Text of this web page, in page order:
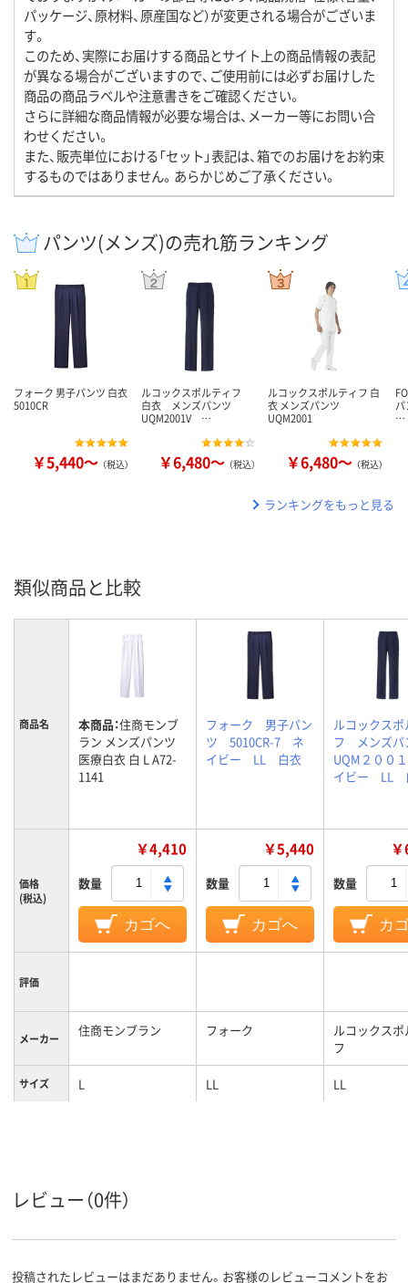
パッケージ、原材料、原産国など）が変更される場合がございま
す。
このため、実際にお届けする商品とサイト上の商品情報の表記
が異なる場合がございますので、ご使用前には必ずお届けした
商品の商品ラベルや注意書きをご確認ください。
さらに詳細な商品情報が必要な場合は、メーカー等にお問い合
わせください。
また、販売単位における「セット」表記は、箱でのお届けをお約束
するものではありません。あらかじめご了承ください。
パンツ(メンズ)の売れ筋ランキング
フォーク 男子パンツ 白衣
5010CR
￥5,440～ （税込）
ルコックスポルティフ
白衣 メンズパンツ
UQM2001V …
￥6,480～ （税込）
ルコックスポルティフ 白
衣 メンズパンツ
UQM2001
￥6,480～ （税込）
…
ランキングをもっと見る
類似商品と比較
商品名 本商品：住商モンブ
ラン メンズパンツ
医療白衣 白 L A72-
1141
フォーク 男子パン
ツ 5010CR-7 ネ
イビー LL 白衣
ルコックス
フ メンズ
UQM２００
イビー LL
価格
(税込)
￥4,410
数量
カゴへ
￥5,440
数量
カゴへ
数量
カ
評価
メーカー 住商モンブラン フォーク
ルコックス
フ
サイズ L LL LL
レビュー（0件）
投稿されたレビューはまだありません。お客様のレビューコメントをお